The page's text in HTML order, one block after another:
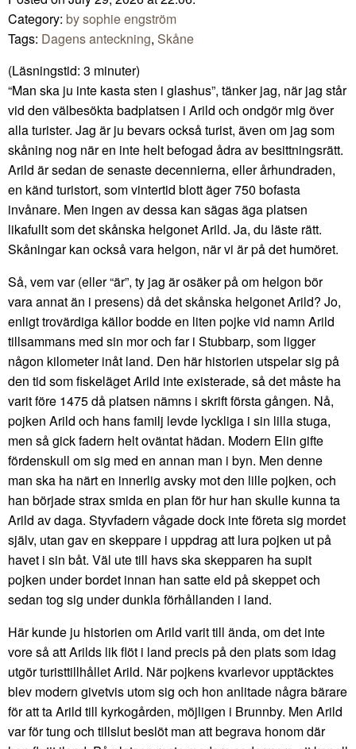
Category: by sophie engström
Tags: Dagens anteckning, Skåne
(Läsningstid: 3 minuter)
“Man ska ju inte kasta sten i glashus”, tänker jag, när jag står
vid den välbesökta badplatsen i Arild och ondgör mig över
alla turister. Jag är ju bevars också turist, även om jag som
skåning nog när en inte helt befogad ådra av besittningsrätt.
Arild är sedan de senaste decennierna, eller århundraden,
en känd turistort, som vintertid blott äger 750 bofasta
invånare. Men ingen av dessa kan sägas äga platsen
likafullt som det skånska helgonet Arild. Ja, du läste rätt.
Skåningar kan också vara helgon, när vi är på det humöret.
Så, vem var (eller “är”, ty jag är osäker på om helgon bör
vara annat än i presens) då det skånska helgonet Arild? Jo,
enligt trovärdiga källor bodde en liten pojke vid namn Arild
tillsammans med sin mor och far i Stubbarp, som ligger
någon kilometer inåt land. Den här historien utspelar sig på
den tid som fiskeläget Arild inte existerade, så det måste ha
varit före 1475 då platsen nämns i skrift första gången. Nå,
pojken Arild och hans familj levde lyckliga i sin lilla stuga,
men så gick fadern helt oväntat hädan. Modern Elin gifte
fördenskull om sig med en annan man i byn. Men denne
man ska ha närt en innerlig avsky mot den lille pojken, och
han började strax smida en plan för hur han skulle kunna ta
Arild av daga. Styvfadern vågade dock inte företa sig mordet
själv, utan gav en skeppare i uppdrag att lura pojken ut på
havet i sin båt. Väl ute till havs ska skepparen ha supit
pojken under bordet innan han satte eld på skeppet och
sedan tog sig under dunkla förhållanden i land.
Här kunde ju historien om Arild varit till ända, om det inte
vore så att Arilds lik flöt i land precis på den plats som idag
utgör turisttillhållet Arild. När pojkens kvarlevor upptäcktes
blev modern givetvis utom sig och hon anlitade några bärare
för att ta Arild till kyrkogården, möjligen i Brunnby. Men Arild
var för tung och tillslut beslöt man att begrava honom där